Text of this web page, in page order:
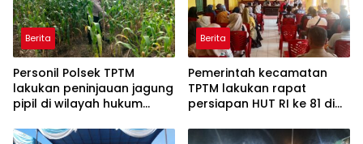
Berita
Personil Polsek TPTM
lakukan peninjauan jagung
pipil di wilayah hukum
Berita
Pemerintah kecamatan
TPTM lakukan rapat
persiapan HUT RI ke 81 di